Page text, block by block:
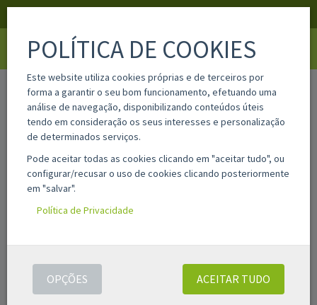
home pesquisa
Filtros
ASSISTENTE DE PESQUISA AVANÇADA
PESQUISAR
PRODUTOS
POLÍTICA DE COOKIES
Este website utiliza cookies próprias e de terceiros por
forma a garantir o seu bom funcionamento, efetuando uma
análise de navegação, disponibilizando conteúdos úteis
tendo em consideração os seus interesses e personalização
de determinados serviços.
Pode aceitar todas as cookies clicando em "aceitar tudo", ou
configurar/recusar o uso de cookies clicando posteriormente
em "salvar".
Política de Privacidade
ACEITAR TUDO
OPÇÕES